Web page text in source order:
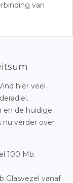
van
hier veel
en de huidige
nu verder over
100 Mb.
Glasvezel vanaf